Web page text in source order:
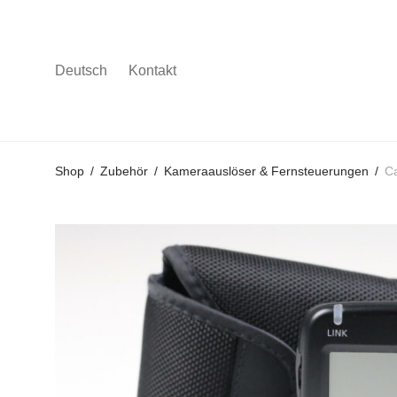
Deutsch Kontakt
Shop / Zubehör / Kameraauslöser & Fernsteuerungen /